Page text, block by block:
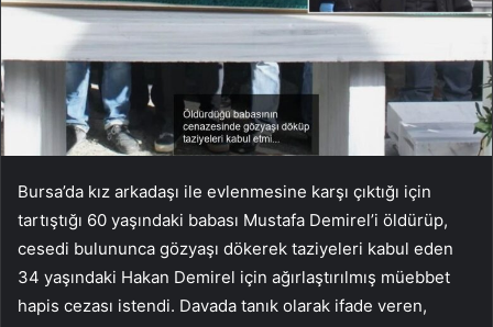
Bursa’da kız arkadaşı ile evlenmesine karşı çıktığı için
tartıştığı 60 yaşındaki babası Mustafa Demirel’i öldürüp,
cesedi bulununca gözyaşı dökerek taziyeleri kabul eden
34 yaşındaki Hakan Demirel için ağırlaştırılmış müebbet
hapis cezası istendi. Davada tanık olarak ifade veren,